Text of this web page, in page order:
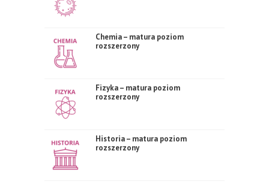
Chemia – matura poziom
rozszerzony
Fizyka – matura poziom
rozszerzony
Historia – matura poziom
rozszerzony